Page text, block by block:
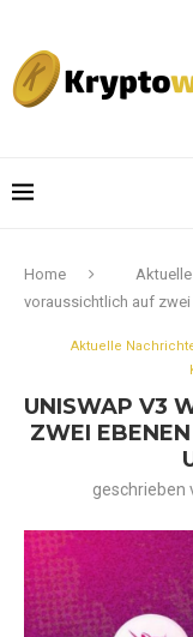
Home
voraussichtlich auf
Aktuelle
UNISWAP V3
ZWEI
geschrieben